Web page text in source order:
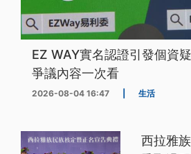
EZ WAY實名認證引發個資
爭議內容一次看
2026-08-04 16:47 生活
西拉雅